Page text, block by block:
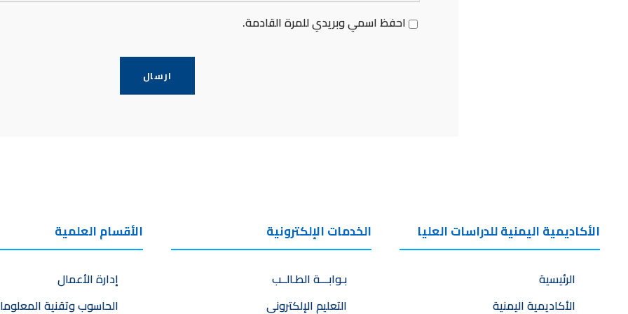
احفظ اسمي وبريدي للمرة القادمة.
الأكاديمية اليمنية للدراسات العليا
الرئيسية
الأكاديمية اليمنية
الخدمات الإلكترونية
بـوابـــة الطـالــب
التعليم الإلكتروني
الأقسام العلمية
إدارة الأعمال
الحاسوب وتقنية